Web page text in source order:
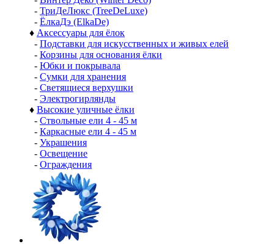
- ТриДеЛюкс (TreeDeLuxe)
- ЁлкаДэ (ElkaDe)
♦ Аксессуары для ёлок
- Подставки для искусственных и живых елей
- Корзины для основания ёлки
- Юбки и покрывала
- Сумки для хранения
- Светящиеся верхушки
- Электрогирлянды
♦ Высокие уличные ёлки
- Ствольные ели 4 - 45 м
- Каркасные ели 4 - 45 м
- Украшения
- Освещение
- Ограждения